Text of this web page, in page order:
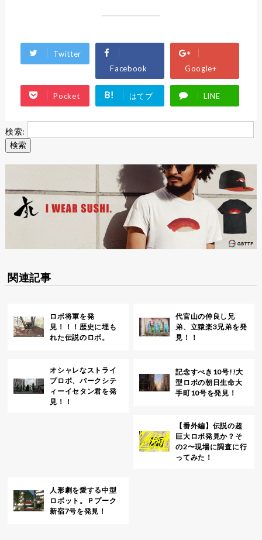
Twitter
Facebook
Google+
Pocket B! はてブ LINE
検索:
関連記事
ロボ将軍を発
見！！！歴史に埋も
れた伝説のロボ。
代官山の仲良し兄
弟、立猿楽3兄弟を発
見！！
オシャレなストライ
プロボ、パークシテ
ィーイセタン君を発
見！！
記念すべき10号!!大
型ロボの朝日生命大
手町10号を発見！
【番外編】伝説の超
巨大ロボ発見か？そ
の2〜現場に調査に行
ってみた！
人形劇を愛する中型
ロボット。Ｐプーク
新宿7号を発見！